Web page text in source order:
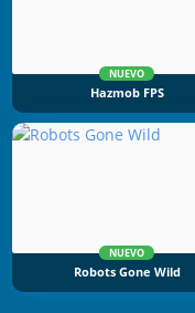
NUEVO
Hazmob FPS
NUEVO
Robots Gone Wild